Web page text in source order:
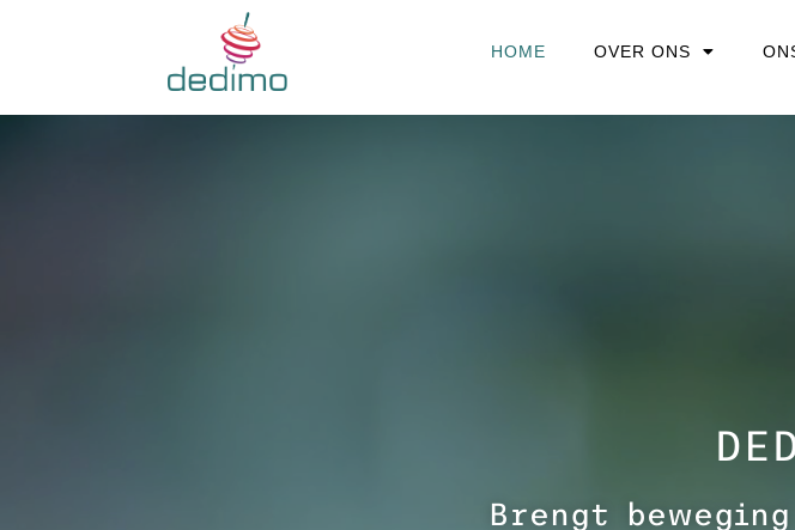
HOME OVER ONS
Brengt